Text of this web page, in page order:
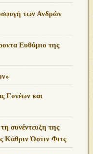
των Ανδρών
Ευθύμιο της
Γονέων και
συνέντευξη της
Κάθριν Όστιν Φιτς